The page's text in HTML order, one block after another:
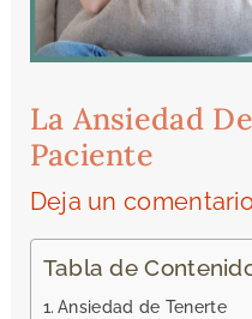
La Ansiedad
Paciente
Deja un
Tabla de
Ansiedad de Tenerte